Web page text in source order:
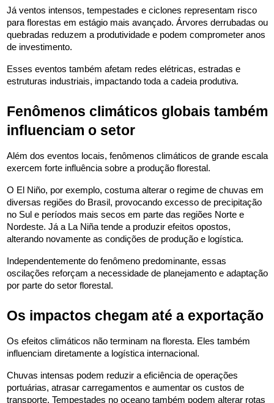
Já ventos intensos, tempestades e ciclones representam risco
para florestas em estágio mais avançado. Árvores derrubadas ou
quebradas reduzem a produtividade e podem comprometer anos
de investimento.
Esses eventos também afetam redes elétricas, estradas e
estruturas industriais, impactando toda a cadeia produtiva.
Fenômenos climáticos globais também
influenciam o setor
Além dos eventos locais, fenômenos climáticos de grande escala
exercem forte influência sobre a produção florestal.
O El Niño, por exemplo, costuma alterar o regime de chuvas em
diversas regiões do Brasil, provocando excesso de precipitação
no Sul e períodos mais secos em parte das regiões Norte e
Nordeste. Já a La Niña tende a produzir efeitos opostos,
alterando novamente as condições de produção e logística.
Independentemente do fenômeno predominante, essas
oscilações reforçam a necessidade de planejamento e adaptação
por parte do setor florestal.
Os impactos chegam até a exportação
Os efeitos climáticos não terminam na floresta. Eles também
influenciam diretamente a logística internacional.
Chuvas intensas podem reduzir a eficiência de operações
portuárias, atrasar carregamentos e aumentar os custos de
transporte. Tempestades no oceano também podem alterar rotas